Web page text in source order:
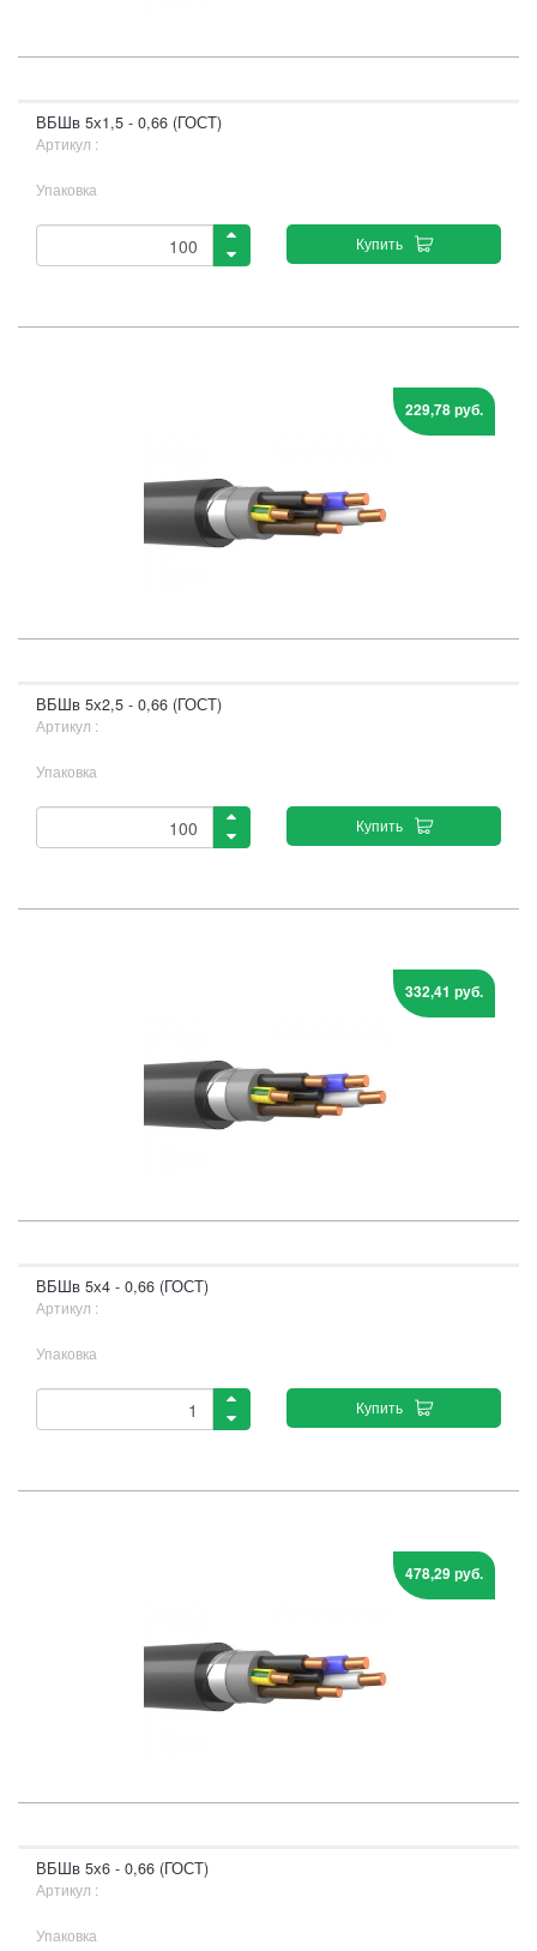
ВБШв 5х1,5 - 0,66 (ГОСТ)
Артикул :
Упаковка
Купить
229,78 руб.
ВБШв 5х2,5 - 0,66 (ГОСТ)
Артикул :
Упаковка
Купить
332,41 руб.
ВБШв 5х4 - 0,66 (ГОСТ)
Артикул :
Упаковка
Купить
478,29 руб.
ВБШв 5х6 - 0,66 (ГОСТ)
Артикул :
Упаковка